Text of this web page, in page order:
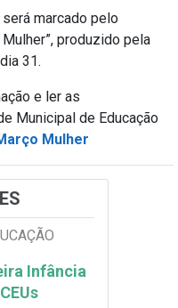
marcado pelo
produzido pela
31.
e ler as
Municipal de Educação
Mulher
Infância